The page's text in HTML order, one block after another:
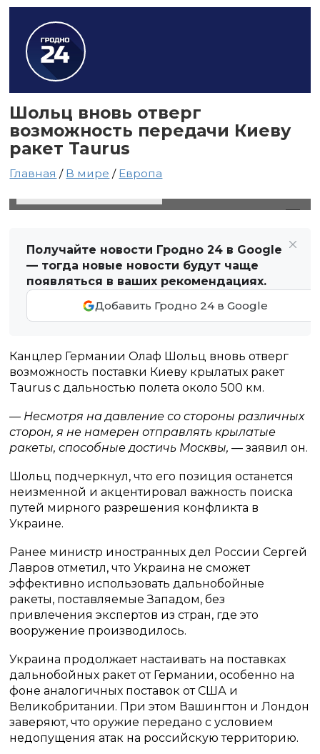
Шольц вновь отверг
возможность передачи Киеву
ракет Taurus
Главная / В мире / Европа
Получайте новости Гродно 24 в Google
— тогда новые новости будут чаще
появляться в ваших рекомендациях.
Добавить Гродно 24 в Google
Канцлер Германии Олаф Шольц вновь отверг
возможность поставки Киеву крылатых ракет
Taurus с дальностью полета около 500 км.
— Несмотря на давление со стороны различных
сторон, я не намерен отправлять крылатые
ракеты, способные достичь Москвы,— заявил он.
Шольц подчеркнул, что его позиция останется
неизменной и акцентировал важность поиска
путей мирного разрешения конфликта в
Украине.
Ранее министр иностранных дел России Сергей
Лавров отметил, что Украина не сможет
эффективно использовать дальнобойные
ракеты, поставляемые Западом, без
привлечения экспертов из стран, где это
вооружение производилось.
Украина продолжает настаивать на поставках
дальнобойных ракет от Германии, особенно на
фоне аналогичных поставок от США и
Великобритании. При этом Вашингтон и Лондон
заверяют, что оружие передано с условием
недопущения атак на российскую территорию.